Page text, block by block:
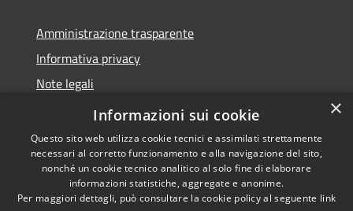
Amministrazione trasparente
Informativa privacy
Note legali
Dichiarazione di accessibilità
Accessibilità
Copyright © 2026 • Comune di
Stezzano • Powered by
×
Informazioni sui cookie
Questo sito web utilizza cookie tecnici e assimilati strettamente
necessari al corretto funzionamento e alla navigazione del sito,
nonché un cookie tecnico analitico al solo fine di elaborare
informazioni statistiche, aggregate e anonime.
Per maggiori dettagli, può consultare la cookie policy al seguente link